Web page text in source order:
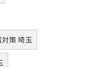
策 埼玉